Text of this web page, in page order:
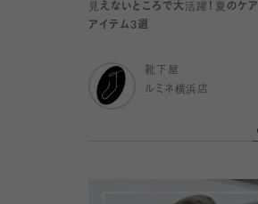
見えないところで大活躍！夏のケア
アイテム3選
靴下屋
ルミネ横浜店